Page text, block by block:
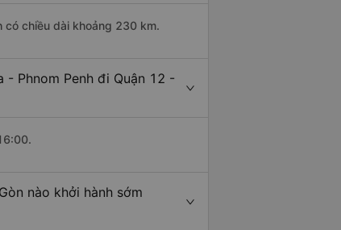
có chiều dài khoảng 230 km.
- Phnom Penh đi Quận 12 -
nào khởi hành sớm